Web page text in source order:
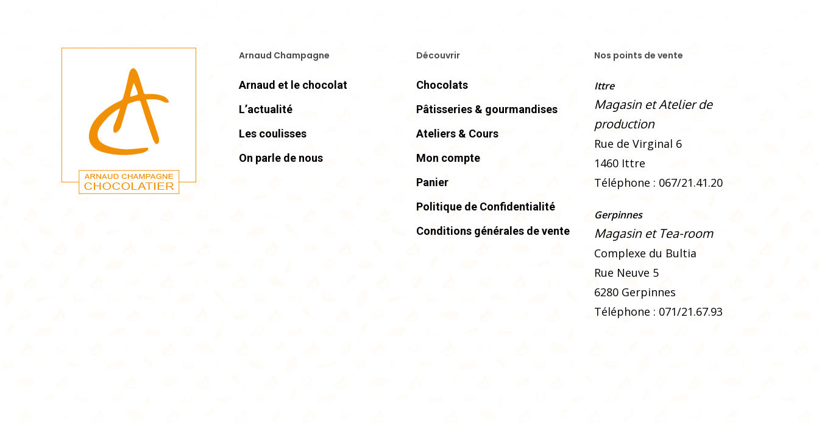
Arnaud Champagne
Arnaud et le chocolat
L’actualité
Les coulisses
On parle de nous
Découvrir
Chocolats
Pâtisseries & gourmandises
Ateliers & Cours
Mon compte
Panier
Politique de Confidentialité
Conditions générales de vente
Nos points de vente
Ittre
Magasin et Atelier de
production
Rue de Virginal 6
1460 Ittre
Téléphone : 067/21.41.20
Gerpinnes
Magasin et Tea-room
Complexe du Bultia
Rue Neuve 5
6280 Gerpinnes
Téléphone : 071/21.67.93